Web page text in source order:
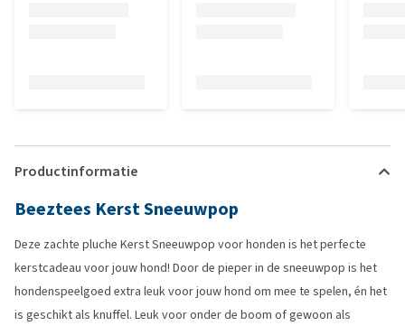
Productinformatie
Beeztees Kerst Sneeuwpop
Deze zachte pluche Kerst Sneeuwpop voor honden is het perfecte
kerstcadeau voor jouw hond! Door de pieper in de sneeuwpop is het
hondenspeelgoed extra leuk voor jouw hond om mee te spelen, én het
is geschikt als knuffel. Leuk voor onder de boom of gewoon als